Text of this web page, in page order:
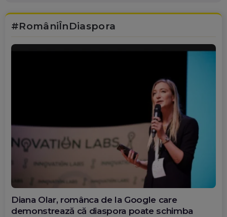
#RomâniÎnDiaspora
Diana Olar, românca de la Google care
demonstrează că diaspora poate schimba